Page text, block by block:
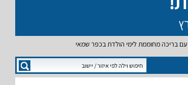
עם בריכה מחוממת לימי הולדת בכפר שמאי